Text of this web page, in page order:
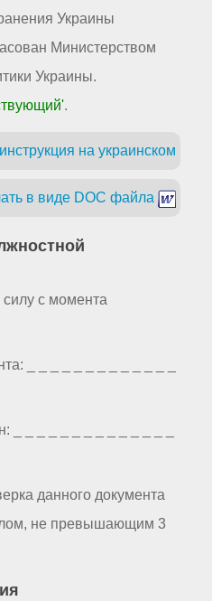
Украины
Министерством
Украины.
.
на украинском
в виде DOC файла
силу с момента
_ _ _ _ _ _ _ _ _ _ _ _ _
_ _ _ _ _ _ _ _ _ _ _ _ _ _
данного документа
не превышающим 3